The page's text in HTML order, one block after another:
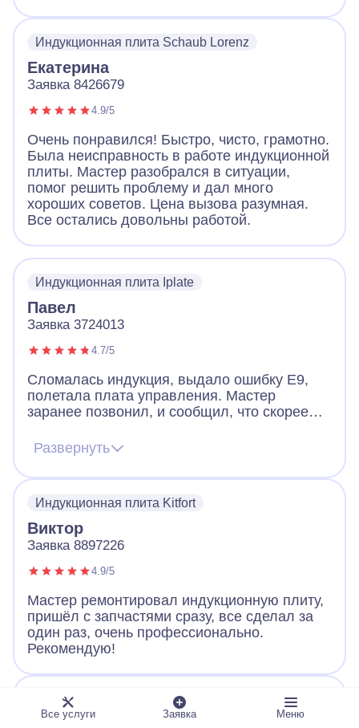
Индукционная плита Schaub Lorenz
Екатерина
Заявка 8426679
4.9/5
Очень понравился! Быстро, чисто, грамотно.
Была неисправность в работе индукционной
плиты. Мастер разобрался в ситуации,
помог решить проблему и дал много
хороших советов. Цена вызова разумная.
Все остались довольны работой.
Индукционная плита Iplate
Павел
Заявка 3724013
4.7/5
Сломалась индукция, выдало ошибку Е9,
полетала плата управления. Мастер
заранее позвонил, и сообщил, что скорее
починить и без замены. Цена на платы
начинается от 12к и выше. Мастер приехал,
все продиагностировал и смог починить без
Развернуть
Индукционная плита Kitfort
Виктор
Заявка 8897226
4.9/5
Мастер ремонтировал индукционную плиту,
пришёл с запчастями сразу, все сделал за
один раз, очень профессионально.
Рекомендую!
Индукционная плита Weissgauff
Все услуги Заявка Меню